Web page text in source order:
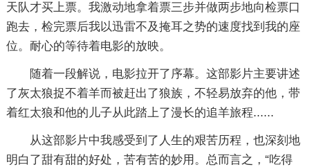
天队才买上票。我激动地拿着票三步并做两步地向检票口
跑去，检完票后我以迅雷不及掩耳之势的速度找到我的座
位。耐心的等待着电影的放映。
随着一段解说，电影拉开了序幕。这部影片主要讲述
了灰太狼捉不着羊而被赶出了狼族，不轻易放弃的他，带
着红太狼和他的儿子从此踏上了漫长的追羊旅程......
从这部影片中我感受到了人生的艰苦历程，也深刻地
明白了甜有甜的好处，苦有苦的妙用。总而言之，“吃得